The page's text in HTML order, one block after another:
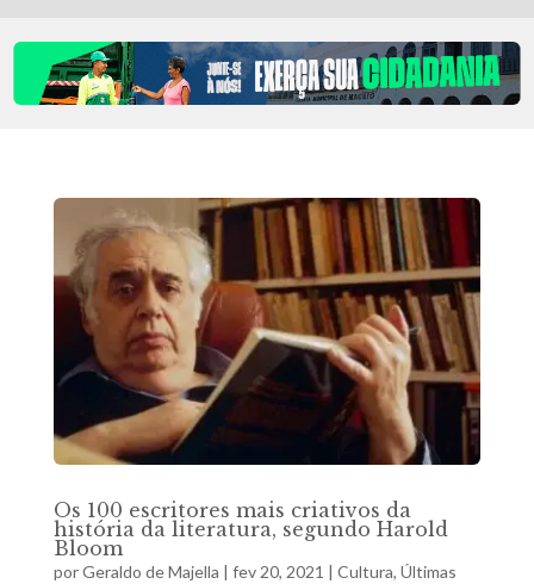
Os 100 escritores mais criativos da
história da literatura, segundo Harold
Bloom
porGeraldo de Majella | fev 20, 2021 | Cultura, Últimas